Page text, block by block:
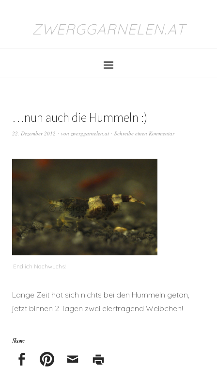
ZWERGGARNELEN.AT
…nun auch die Hummeln :)
22. Dezember 2012 von zwerggarnelen.at Schreibe einen Kommentar
Endlich Nachwuchs!
Lange Zeit hat sich nichts bei den Hummeln getan,
jetzt binnen 2 Tagen zwei eiertragend Weibchen!
Share: